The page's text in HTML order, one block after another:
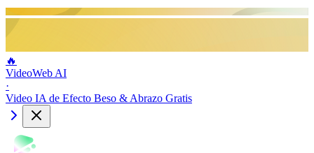
🔥
VideoWeb AI
·
Video IA de Efecto Beso & Abrazo Gratis